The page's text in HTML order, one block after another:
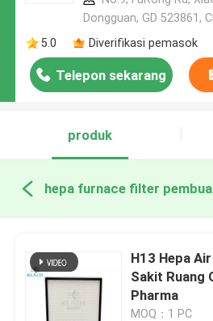
Dongguan, GD 523861,
5.0
Diverifikasi pemasok
Telepon sekarang
produk
hepa furnace filter
H13 Hepa
Sakit Ruang
Pharma
MOQ：1 PC